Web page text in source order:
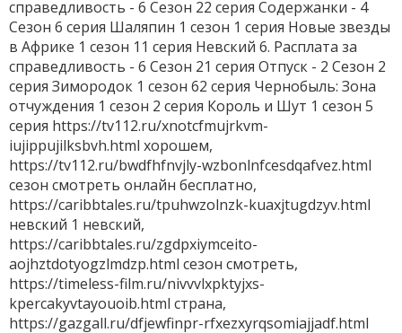
справедливость - 6 Сезон 22 серия Содержанки - 4
Сезон 6 серия Шаляпин 1 сезон 1 серия Новые звезды
в Африке 1 сезон 11 серия Невский 6. Расплата за
справедливость - 6 Сезон 21 серия Отпуск - 2 Сезон 2
серия Зимородок 1 сезон 62 серия Чернобыль: Зона
отчуждения 1 сезон 2 серия Король и Шут 1 сезон 5
серия https://tv112.ru/xnotcfmujrkvm-
iujippujilksbvh.html хорошем,
https://tv112.ru/bwdfhfnvjly-wzbonlnfcesdqafvez.html
сезон смотреть онлайн бесплатно,
https://caribbtales.ru/tpuhwzolnzk-kuaxjtugdzyv.html
невский 1 невский,
https://caribbtales.ru/zgdpxiymceito-
aojhztdotyogzlmdzp.html сезон смотреть,
https://timeless-film.ru/nivvvlxpktyjxs-
kpercakyvtayouoib.html страна,
https://gazgall.ru/dfjewfinpr-rfxezxyrqsomiajjadf.html